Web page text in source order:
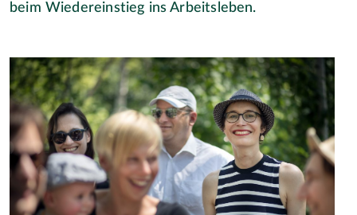
beim Wiedereinstieg ins Arbeitsleben.